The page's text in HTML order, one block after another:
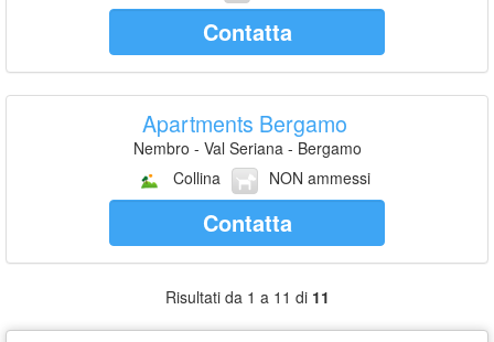
Contatta
Apartments Bergamo
Nembro - Val Seriana - Bergamo
Collina
NON ammessi
Contatta
Risultati da 1 a 11 di 11